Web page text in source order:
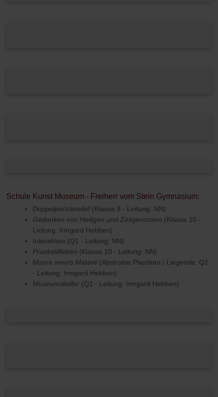
Schule Kunst Museum - Freiherr vom Stein Gymnasium:
Doppelporträtrelief (Klasse 8 - Leitung: NN)
Gedanken von Heiligen und Zeitgenossen (Klasse 10 -
Leitung: Irmgard Hebben)
Interaktion (Q1 - Leitung: NN)
Prunkstillleben (Klasse 10 - Leitung: NN)
Moore meets Mataré (Abstrakte Plastiken / Liegende, Q2
- Leitung: Irmgard Hebben)
Museumskoller (Q1 - Leitung: Irmgard Hebben)